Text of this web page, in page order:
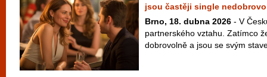
jsou častěji single
Brno, 18. dubna 2026 - V
partnerského vztahu. Zatímco
dobrovolně a jsou se svým